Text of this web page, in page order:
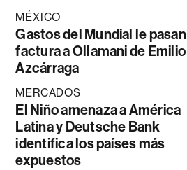
MÉXICO
Gastos del Mundial le pasan
factura a Ollamani de Emilio
Azcárraga
MERCADOS
El Niño amenaza a América
Latina y Deutsche Bank
identifica los países más
expuestos